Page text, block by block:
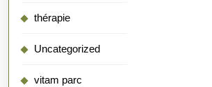
thérapie
Uncategorized
vitam parc